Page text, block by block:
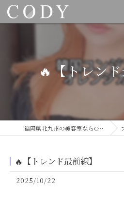
🔥【トレン
福岡県北九州の美容室ならCODY
🔥【トレンド最前線】
2025/10/22